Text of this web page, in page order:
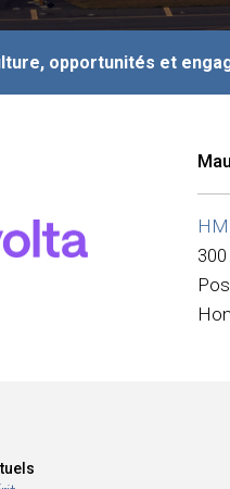
opportunités et